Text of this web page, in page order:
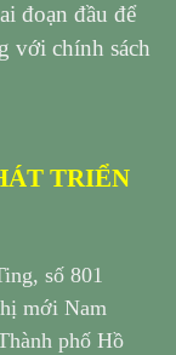
đoạn đầu để
với chính sách
TRIỂN
số 801
mới Nam
phố Hồ